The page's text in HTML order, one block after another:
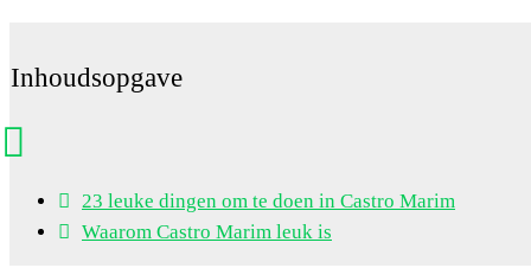
Inhoudsopgave
23 leuke dingen om te doen in Castro Marim
Waarom Castro Marim leuk is